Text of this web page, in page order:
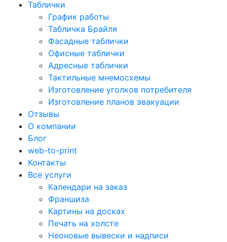
Таблички
График работы
Табличка Брайля
Фасадные таблички
Офисные таблички
Адресные таблички
Тактильные мнемосхемы
Изготовление уголков потребителя
Изготовление планов эвакуации
Отзывы
О компании
Блог
web-to-print
Контакты
Все услуги
Календари на заказ
Франшиза
Картины на досках
Печать на холсте
Неоновые вывески и надписи